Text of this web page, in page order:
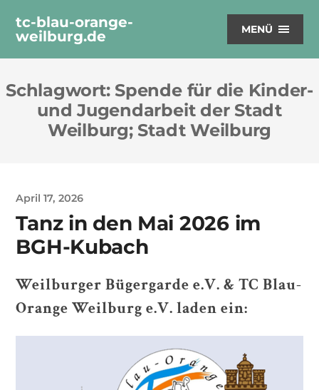
tc-blau-orange-
weilburg.de
MENÜ
Schlagwort: Spende für die Kinder-
und Jugendarbeit der Stadt
Weilburg; Stadt Weilburg
April 17, 2026
Tanz in den Mai 2026 im
BGH-Kubach
Weilburger Bügergarde e.V. & TC Blau-
Orange Weilburg e.V. laden ein: